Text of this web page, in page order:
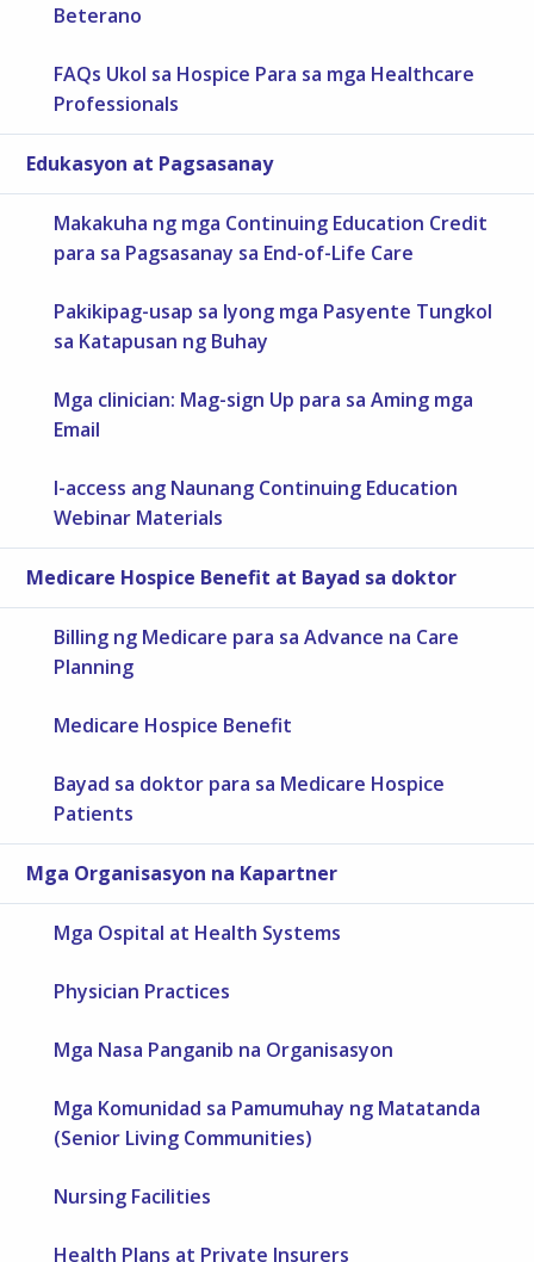
Beterano
FAQs Ukol sa Hospice Para sa mga Healthcare
Professionals
Edukasyon at Pagsasanay
Makakuha ng mga Continuing Education Credit
para sa Pagsasanay sa End-of-Life Care
Pakikipag-usap sa Iyong mga Pasyente Tungkol
sa Katapusan ng Buhay
Mga clinician: Mag-sign Up para sa Aming mga
Email
I-access ang Naunang Continuing Education
Webinar Materials
Medicare Hospice Benefit at Bayad sa doktor
Billing ng Medicare para sa Advance na Care
Planning
Medicare Hospice Benefit
Bayad sa doktor para sa Medicare Hospice
Patients
Mga Organisasyon na Kapartner
Mga Ospital at Health Systems
Physician Practices
Mga Nasa Panganib na Organisasyon
Mga Komunidad sa Pamumuhay ng Matatanda
(Senior Living Communities)
Nursing Facilities
Health Plans at Private Insurers